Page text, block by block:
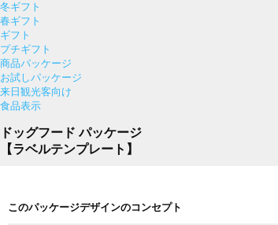
冬ギフト
春ギフト
ギフト
プチギフト
商品パッケージ
お試しパッケージ
来日観光客向け
食品表示
ドッグフード パッケージ
【ラベルテンプレート】
このパッケージデザインのコンセプト